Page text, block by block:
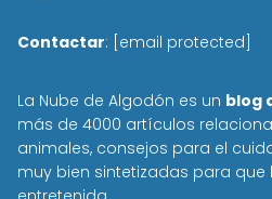
Contactar: [email protected]
La Nube de Algodón es un blog
más de 4000 artículos
animales, consejos para el
muy bien sintetizadas para